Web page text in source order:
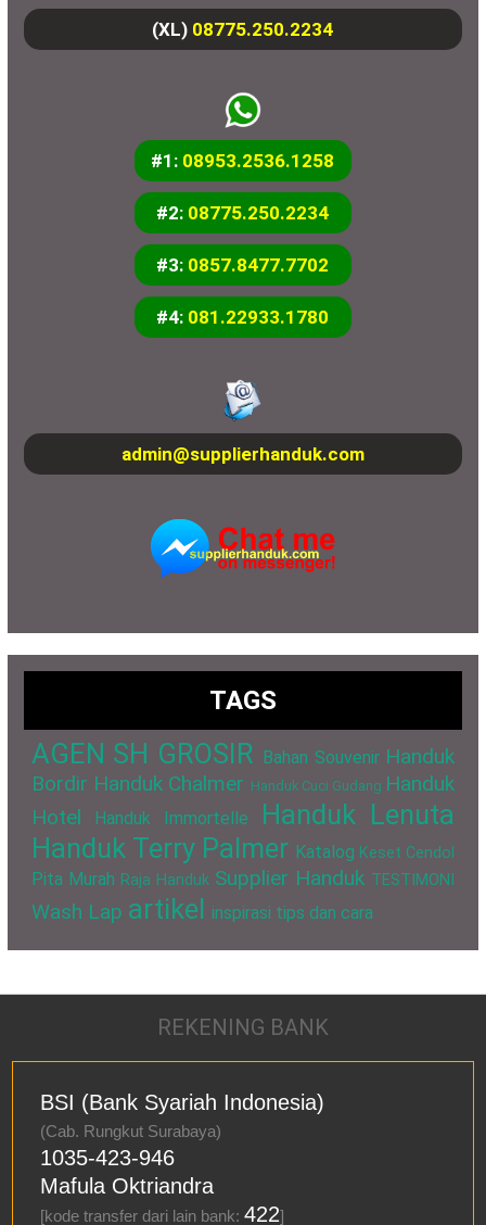
(XL) 08775.250.2234
#1: 08953.2536.1258
#2: 08775.250.2234
#3: 0857.8477.7702
#4: 081.22933.1780
admin@supplierhanduk.com
TAGS
AGEN SH GROSIR Bahan Souvenir Handuk
Bordir Handuk Chalmer Handuk Cuci Gudang Handuk
Hotel
Handuk Immortelle
Handuk Lenuta
Handuk Terry Palmer Katalog Keset Cendol
Pita Murah Raja Handuk Supplier Handuk TESTIMONI
Wash Lap artikel inspirasi tips dan cara
REKENING BANK
BSI (Bank Syariah Indonesia)
(Cab. Rungkut Surabaya)
1035-423-946
Mafula Oktriandra
[kode transfer dari lain bank:422]